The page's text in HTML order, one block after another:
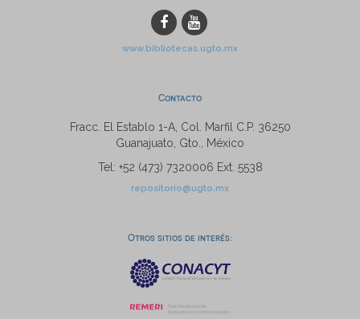
www.bibliotecas.ugto.mx
Contacto
Fracc. El Establo 1-A, Col. Marfil C.P. 36250
Guanajuato, Gto., México
Tel: +52 (473) 7320006 Ext. 5538
repositorio@ugto.mx
Otros sitios de interés: